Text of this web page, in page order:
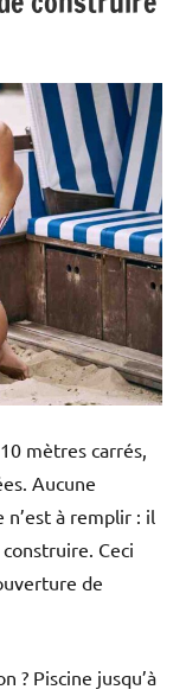
mètres carrés,
Aucune
à remplir : il
Ceci
de
? Piscine jusqu’à